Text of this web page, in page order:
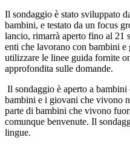
Il sondaggio è stato sviluppato
bambini, e testato da un focus
lancio, rimarrà aperto fino al 21
enti che lavorano con bambini
utilizzare le linee guida fornite
approfondita sulle domande.
Il sondaggio è aperto a
bambini e i giovani che vivono
parte di bambini che vivono
comunque benvenute. Il
lingue.